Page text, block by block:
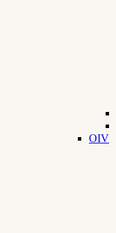
OIV